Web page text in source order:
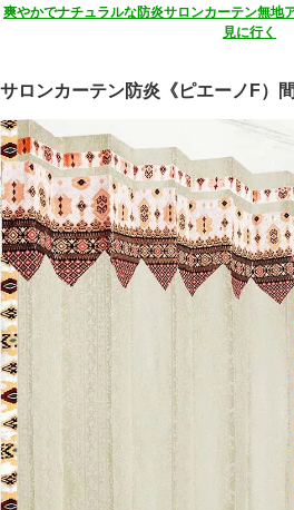
爽やかでナチュラルな防炎サロンカーテン無地
見に行く
サロンカーテン防炎《ピエーノF）